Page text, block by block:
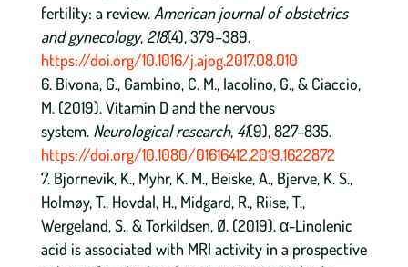
fertility: a review.American journal of obstetrics
and gynecology, 218(4), 379–389.
https://doi.org/10.1016/j.ajog.2017.08.010
Bivona, G., Gambino, C. M., Iacolino, G., & Ciaccio,
M. (2019). Vitamin D and the nervous
system. Neurological research, 41(9), 827–835.
https://doi.org/10.1080/01616412.2019.1622872
Bjornevik, K., Myhr, K. M., Beiske, A., Bjerve, K. S.,
Holmøy, T., Hovdal, H., Midgard, R., Riise, T.,
Wergeland, S., & Torkildsen, Ø. (2019). α-Linolenic
acid is associated with MRI activity in a prospective